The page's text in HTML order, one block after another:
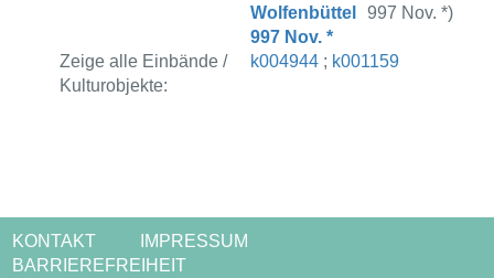
Wolfenbüttel
997 Nov. *
997 Nov. *)
Zeige alle Einbände /
Kulturobjekte:
k004944 ; k001159
KONTAKT
IMPRESSUM
BARRIEREFREIHEIT